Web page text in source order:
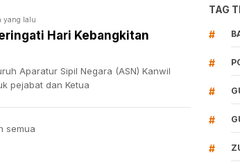
yang lalu
Hari Kebangkitan
Aparatur Sipil Negara (ASN) Kanwil
pejabat dan Ketua
semua
TAG
#
#
#
#
#